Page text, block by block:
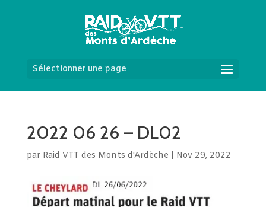
Sélectionner une page
2022 06 26 – DL02
par Raid VTT des Monts d'Ardèche Nov 29, 2022